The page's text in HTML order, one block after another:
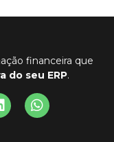
financeira que
do seu ERP.